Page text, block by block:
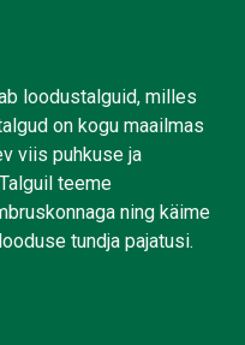
loodustalguid, milles
on kogu maailmas
viis puhkuse ja
teeme
ning käime
tundja pajatusi.